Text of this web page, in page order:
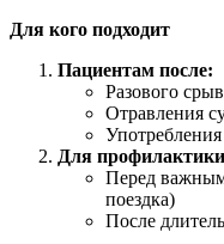
Для кого подходит
Пациентам после:
Разового
Отравления
Для
Перед
поездка)
После